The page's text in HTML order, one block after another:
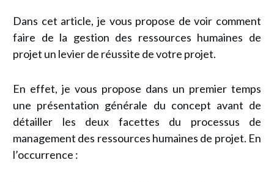
Dans cet article, je vous propose de voir comment
faire de la gestion des ressources humaines de
projet un levier de réussite de votre projet.
En effet, je vous propose dans un premier temps
une présentation générale du concept avant de
détailler les deux facettes du processus de
management des ressources humaines de projet. En
l’occurrence :